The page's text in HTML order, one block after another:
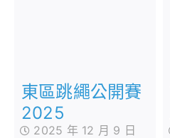
東區跳繩公開賽
2025
2025 年 12 月 9 日